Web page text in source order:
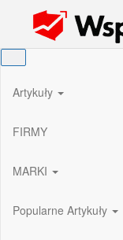
Wspieram Rozwój PL
Artykuły
FIRMY
MARKI
Popularne Artykuły